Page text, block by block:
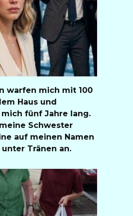
warfen mich mit 100
Haus und
fünf Jahre lang.
Schwester
auf meinen Namen
Tränen an.